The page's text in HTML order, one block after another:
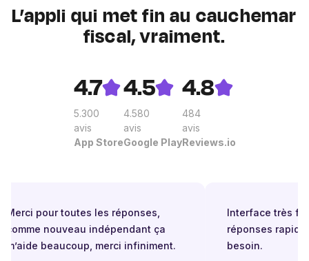
L’appli qui met fin au cauchemar
fiscal, vraiment.
4.7
5.300
avis
App Store
4.5
4.580
avis
Google Play
4.8
484
avis
Reviews.io
pour toutes les réponses,
nouveau indépendant ça
beaucoup, merci infiniment.
Interface très
réponses rapides
besoin.